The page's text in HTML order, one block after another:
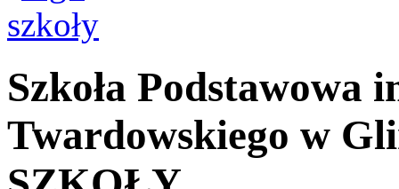
Szkoła Podstawowa
Twardowskiego w